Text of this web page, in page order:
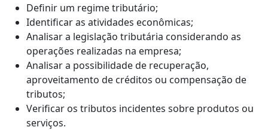
Definir um regime tributário;
Identificar as atividades econômicas;
Analisar a legislação tributária considerando as
operações realizadas na empresa;
Analisar a possibilidade de recuperação,
aproveitamento de créditos ou compensação de
tributos;
Verificar os tributos incidentes sobre produtos ou
serviços.